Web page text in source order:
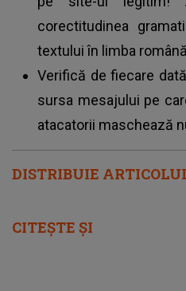
DISTRIBUIE
corectitudinea
textului în limba
Verifică de fiecare
sursa mesajului pe
atacatorii maschează
CITEȘTE ȘI